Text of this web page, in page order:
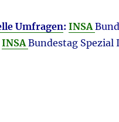
Umfragen: INSA
INSA Bundestag Spezial